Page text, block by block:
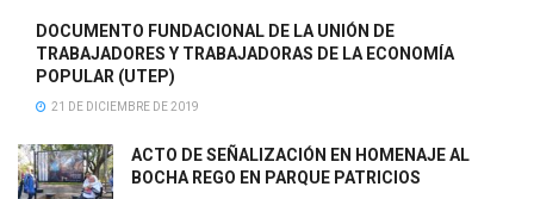
DOCUMENTO FUNDACIONAL DE LA UNIÓN DE
TRABAJADORES Y TRABAJADORAS DE LA ECONOMÍA
POPULAR (UTEP)
21 DE DICIEMBRE DE 2019
ACTO DE SEÑALIZACIÓN EN HOMENAJE AL
BOCHA REGO EN PARQUE PATRICIOS